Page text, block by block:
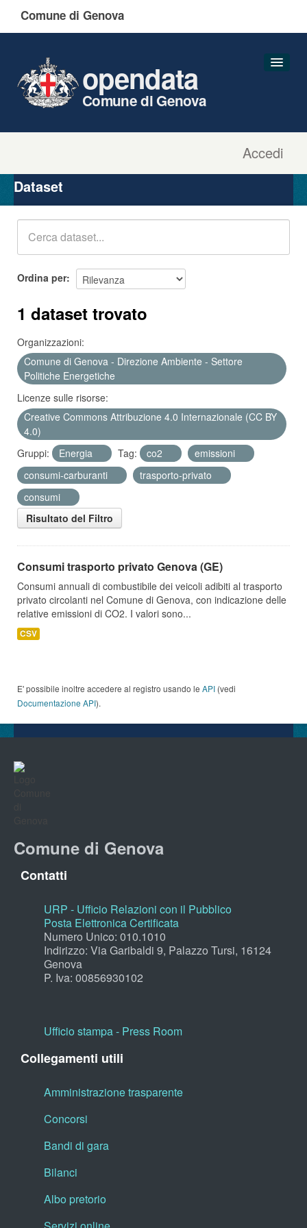
Comune di Genova
Accedi
opendata
Comune di Genova
Organizzazioni
Gruppi
Dataset
Ordina per
1 dataset trovato
Organizzazioni:
Comune di Genova - Direzione Ambiente - Settore
Politiche Energetiche
Licenze sulle risorse:
Creative Commons Attribuzione 4.0 Internazionale (CC BY
4.0)
Gruppi:
Energia Tag: co2
emissioni
consumi-carburanti
trasporto-privato
consumi
Risultato del Filtro
Consumi trasporto privato Genova (GE)
Consumi annuali di combustibile dei veicoli adibiti al trasporto
privato circolanti nel Comune di Genova, con indicazione delle
relative emissioni di CO2. I valori sono...
CSV
E' possibile inoltre accedere al registro usando le API (vedi
Documentazione API).
Comune di Genova
Contatti
URP - Ufficio Relazioni con il Pubblico
Posta Elettronica Certificata
Numero Unico: 010.1010
Indirizzo: Via Garibaldi 9, Palazzo Tursi, 16124
Genova
P. Iva: 00856930102
Ufficio stampa - Press Room
Collegamenti utili
Amministrazione trasparente
Concorsi
Bandi di gara
Bilanci
Albo pretorio